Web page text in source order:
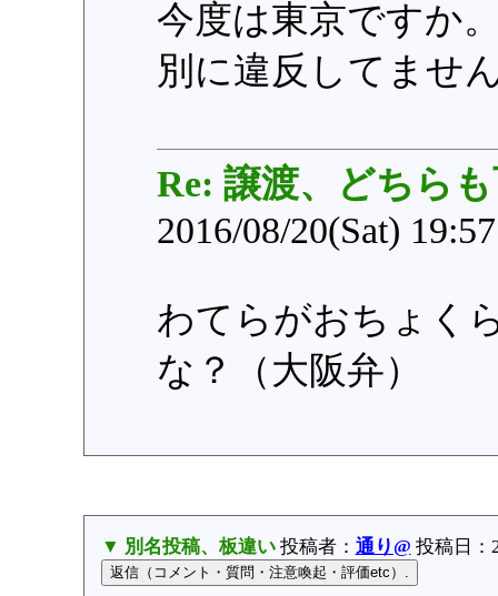
今度は東京ですか
別に違反してませ
Re: 譲渡、どちら
2016/08/20(Sat)
わてらがおちょく
な？（大阪弁）
▼ 別名投稿、板違い投稿者： 通り@ 投稿日：